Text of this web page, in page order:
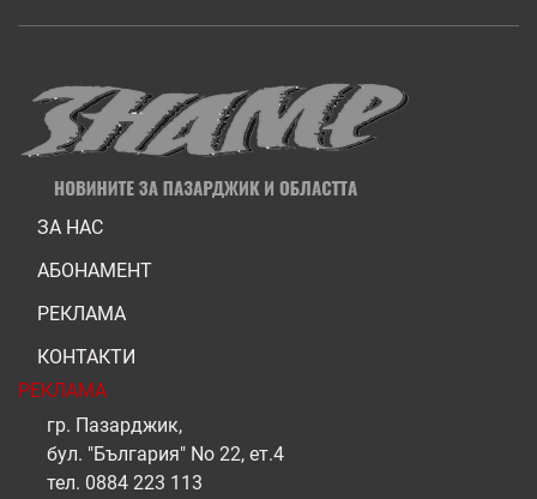
ЗА НАС
АБОНАМЕНТ
РЕКЛАМА
КОНТАКТИ
РЕКЛАМА
гр. Пазарджик,
бул. "България" No 22, ет.4
тел. 0884 223 113